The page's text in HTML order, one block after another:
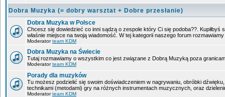
Dobra Muzyka (= dobry warsztat + Dobre przesłanie)
Dobra Muzyka w Polsce
Chcesz się dowiedzieć co inni sądzą o zespole który Ci się podoba??. Kupiłbyś
właśnie miejsce na twoją wiadomość. W tej kategorii naszego forum
Moderatorteam KDM
Dobra Muzyka na Świecie
Tutaj rozmawiamy o wszystkim co jest związane z Dobrą Muzyką poza
Moderatorteam KDM
Porady dla muzyków
Tu możesz podzielić się swoim doświadczeniem w nagrywaniu, obróbki
technikami (metodami) gry na różnych instrumentach muzycznych, oraz
Moderatorteam KDM